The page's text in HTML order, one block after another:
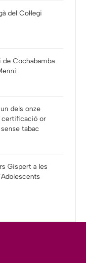
del Col·legi
de Cochabamba
dels onze
certificació or
tabac
Gispert a les